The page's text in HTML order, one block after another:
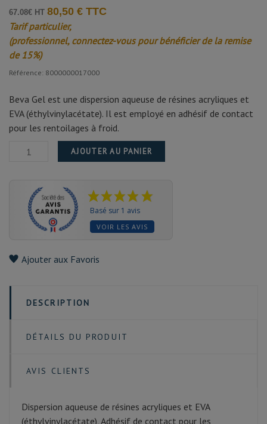
67.08€ HT 80,50 € TTC
Tarif particulier,
(professionnel, connectez-vous pour bénéficier de la remise
de 15%)
Référence: 8000000017000
Beva Gel est une dispersion aqueuse de résines acryliques et
EVA (éthylvinylacétate). Il est employé en adhésif de contact
pour les rentoilages à froid.
AJOUTER AU PANIER
Basé sur 1 avis
VOIR LES AVIS
Ajouter aux Favoris
DESCRIPTION
DÉTAILS DU PRODUIT
AVIS CLIENTS
Dispersion aqueuse de résines acryliques et EVA
(éthylvinylacétate), Adhésif de contact pour les